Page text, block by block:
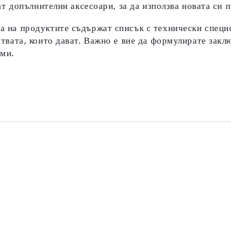
допълнителни аксесоари, за да използва новата
на продуктите съдържат списък с технически
които дават. Важно е вие да формулирате